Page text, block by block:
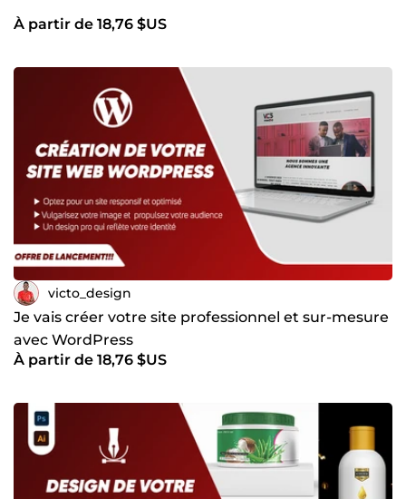
À partir de 18,76 $US
victo_design
Je vais créer votre site professionnel et sur-mesure
avec WordPress
À partir de 18,76 $US